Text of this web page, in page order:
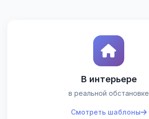
В интерьере
в реальной обстановке
Смотреть шаблоны